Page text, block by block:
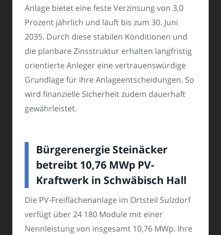
Anlage bietet eine feste Verzinsung von 3,0
Prozent jährlich und läuft bis zum 30. Juni
2035. Durch diese stabilen Konditionen und
die planbare Zinsstruktur erhalten langfristig
orientierte Anleger eine vertrauenswürdige
Grundlage für ihre Anlageentscheidungen. So
wird finanzielle Sicherheit zudem dauerhaft
gewährleistet.
Bürgerenergie Steinäcker
betreibt 10,76 MWp PV-
Kraftwerk in Schwäbisch Hall
Die PV-Freiflächenanlage im Ortsteil Sulzdorf
verfügt über 24 180 Module mit einer
Nennleistung von insgesamt 10,76 MWp. Ihre